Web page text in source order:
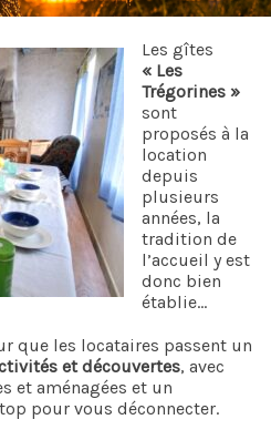
Les gîtes
« Les
Trégorines »
sont
proposés à la
location
depuis
plusieurs
années, la
tradition de
l’accueil y est
donc bien
établie…
que les locataires passent un
et découvertes, avec
et aménagées et un
pour vous déconnecter.